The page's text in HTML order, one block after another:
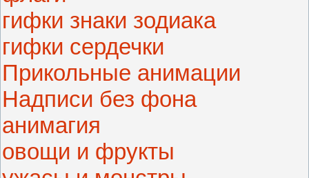
гифки знаки зодиака
гифки сердечки
Прикольные анимации
Надписи без фона
анимагия
овощи и фрукты